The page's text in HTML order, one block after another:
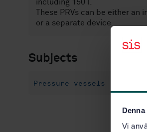
Vi
including 150 l.
These PRVs can be either
or a separate device.
Subjects
Pressure vessels